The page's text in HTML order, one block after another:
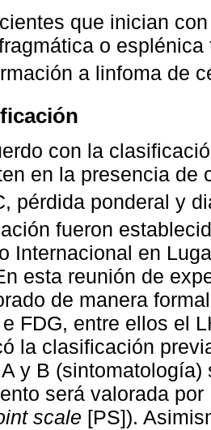
que inician
o
a linfoma de
con la
en la presencia de
pérdida ponderal y
fueron
Internacional en
esta reunión de
de manera
FDG, entre ellos el
la clasificación
y B
será valorada
scale [PS]).